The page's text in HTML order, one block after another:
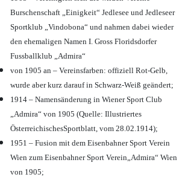
Burschenschaft „Einigkeit“ Jedlesee und Jedleseer
Sportklub „Vindobona“ und nahmen dabei wieder
den ehemaligen Namen I. Gross Floridsdorfer
Fussballklub „Admira“
von 1905 an – Vereinsfarben: offiziell Rot-Gelb,
wurde aber kurz darauf in Schwarz-Weiß geändert;
1914 – Namensänderung in Wiener Sport Club
„Admira“ von 1905 (Quelle: Illustriertes
ÖsterreichischesSportblatt, vom 28.02.1914);
1951 – Fusion mit dem Eisenbahner Sport Verein
Wien zum Eisenbahner Sport Verein„Admira“ Wien
von 1905;